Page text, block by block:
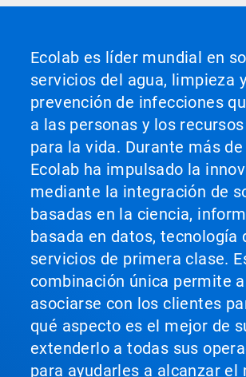
Ecolab es líder mundial en
servicios del agua, limpieza y
prevención de infecciones
a las personas y los
para la vida. Durante más
Ecolab ha impulsado la
mediante la integración de
basadas en la ciencia,
basada en datos, tecnología
servicios de primera clase.
combinación única permite
asociarse con los clientes
qué aspecto es el mejor de
extenderlo a todas sus
para ayudarles a alcanzar el